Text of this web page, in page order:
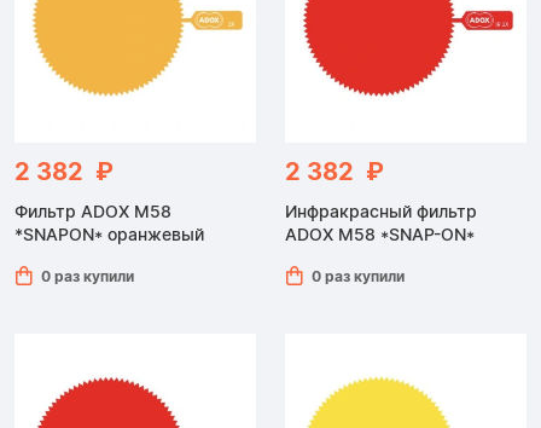
2 382 ₽
Фильтр ADOX M58
*SNAPON* оранжевый
0 раз купили
2 382 ₽
Инфракрасный фильтр
ADOX M58 *SNAP-ON*
0 раз купили